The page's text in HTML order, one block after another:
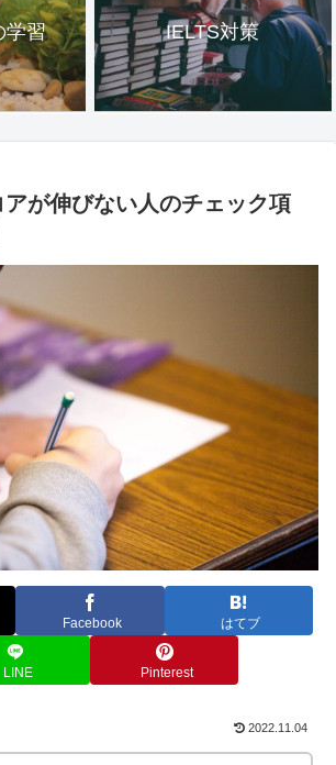
学習 IELTS対策
が伸びない人のチェック項
Facebook はてブ
LINE Pinterest
2022.11.04